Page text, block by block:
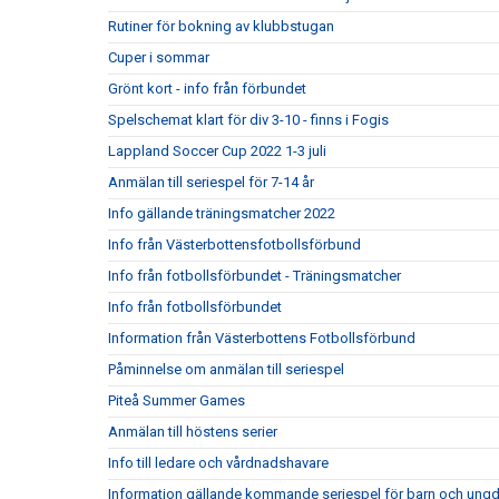
Rutiner för bokning av klubbstugan
Cuper i sommar
Grönt kort - info från förbundet
Spelschemat klart för div 3-10 - finns i Fogis
Lappland Soccer Cup 2022 1-3 juli
Anmälan till seriespel för 7-14 år
Info gällande träningsmatcher 2022
Info från Västerbottensfotbollsförbund
Info från fotbollsförbundet - Träningsmatcher
Info från fotbollsförbundet
Information från Västerbottens Fotbollsförbund
Påminnelse om anmälan till seriespel
Piteå Summer Games
Anmälan till höstens serier
Info till ledare och vårdnadshavare
Information gällande kommande seriespel för barn och